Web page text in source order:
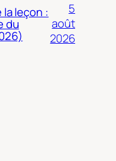
leçon :
du
5
août
2026